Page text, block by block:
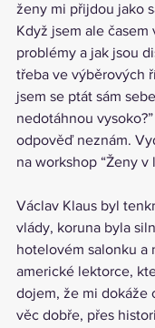
ženy mi přijdou jako
Když jsem ale časem
problémy a jak jsou
třeba ve výběrových
jsem se ptát sám
nedotáhnou
odpověď neznám.
na workshop “Ženy v
Václav Klaus byl
vlády, koruna byla
hotelovém salonku a
americké lektorce,
dojem, že mi dokáže
věc dobře, přes